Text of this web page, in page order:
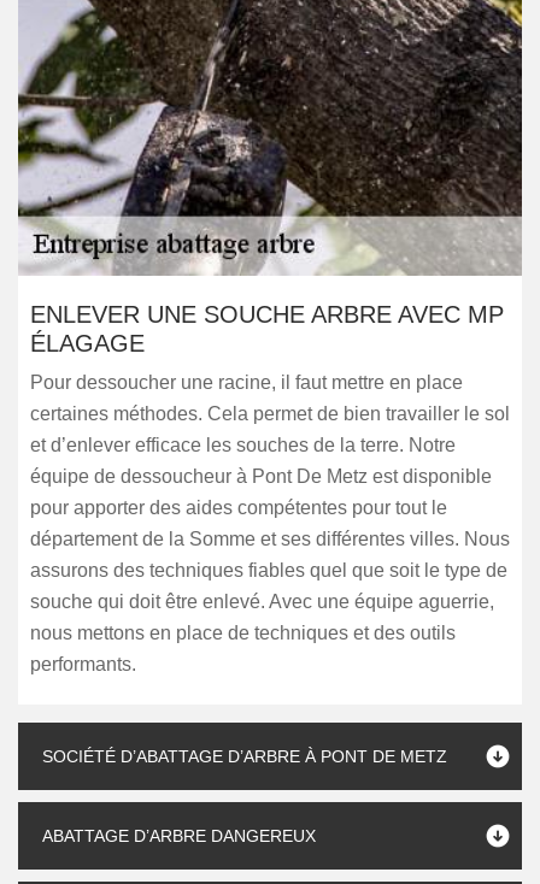
ENLEVER UNE SOUCHE ARBRE AVEC MP
ÉLAGAGE
Pour dessoucher une racine, il faut mettre en place
certaines méthodes. Cela permet de bien travailler le sol
et d’enlever efficace les souches de la terre. Notre
équipe de dessoucheur à Pont De Metz est disponible
pour apporter des aides compétentes pour tout le
département de la Somme et ses différentes villes. Nous
assurons des techniques fiables quel que soit le type de
souche qui doit être enlevé. Avec une équipe aguerrie,
nous mettons en place de techniques et des outils
performants.
SOCIÉTÉ D’ABATTAGE D’ARBRE À PONT DE METZ
ABATTAGE D’ARBRE DANGEREUX